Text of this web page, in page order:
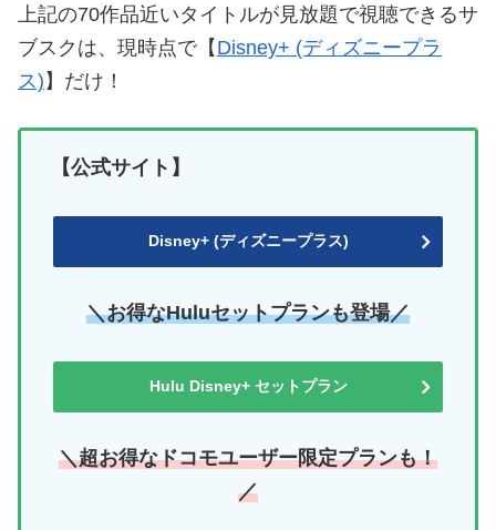
上記の70作品近いタイトルが見放題で視聴できるサ
ブスクは、現時点で【 Disney+ (ディズニープラ
ス) 】だけ！
【公式サイト】
Disney+ (ディズニープラス)
＼お得なHuluセットプランも登場／
Hulu Disney+ セットプラン
＼超お得なドコモユーザー限定プランも！
／